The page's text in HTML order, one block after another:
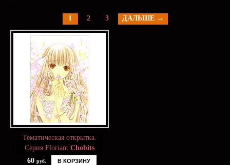
1 2 3 ДАЛЬШЕ →
Тематическая открытка.
Серия Floriant Chobits
60 руб. В КОРЗИНУ